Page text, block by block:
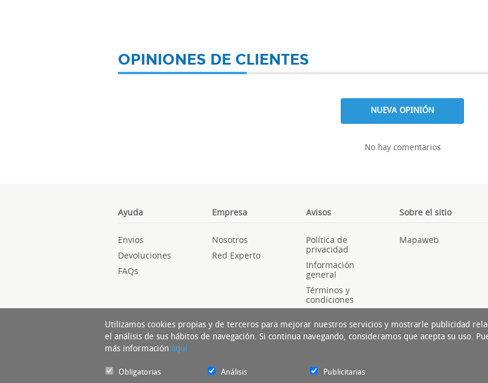
OPINIONES DE CLIENTES
NUEVA OPINIÓN
No hay comentarios
Ayuda Empresa Avisos Sobre el sitio
Envios
Devoluciones
FAQs
Nosotros
Red Experto
Política de
privacidad
Información
general
Términos y
condiciones
Mapaweb
Utilizamos cookies propias y de terceros para mejorar nuestros servicios y mostrarle publicidad
el análisis de sus hábitos de navegación. Si continua navegando, consideramos que acepta su uso.
más información aquí
Obligatorias Análisis Publicitarias